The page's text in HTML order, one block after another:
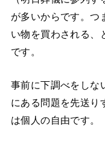
が多いからです。つ
い物を買わされる、
です。
事前に下調べをしな
にある問題を先送り
は個人の自由です。